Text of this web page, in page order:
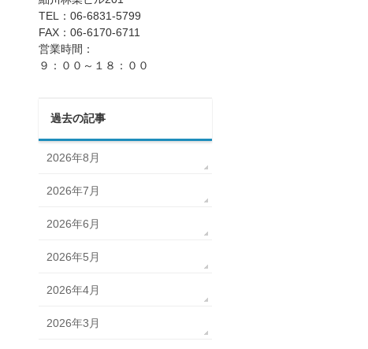
TEL：06-6831-5799
FAX：06-6170-6711
営業時間：
９：００～１８：００
過去の記事
2026年8月
2026年7月
2026年6月
2026年5月
2026年4月
2026年3月